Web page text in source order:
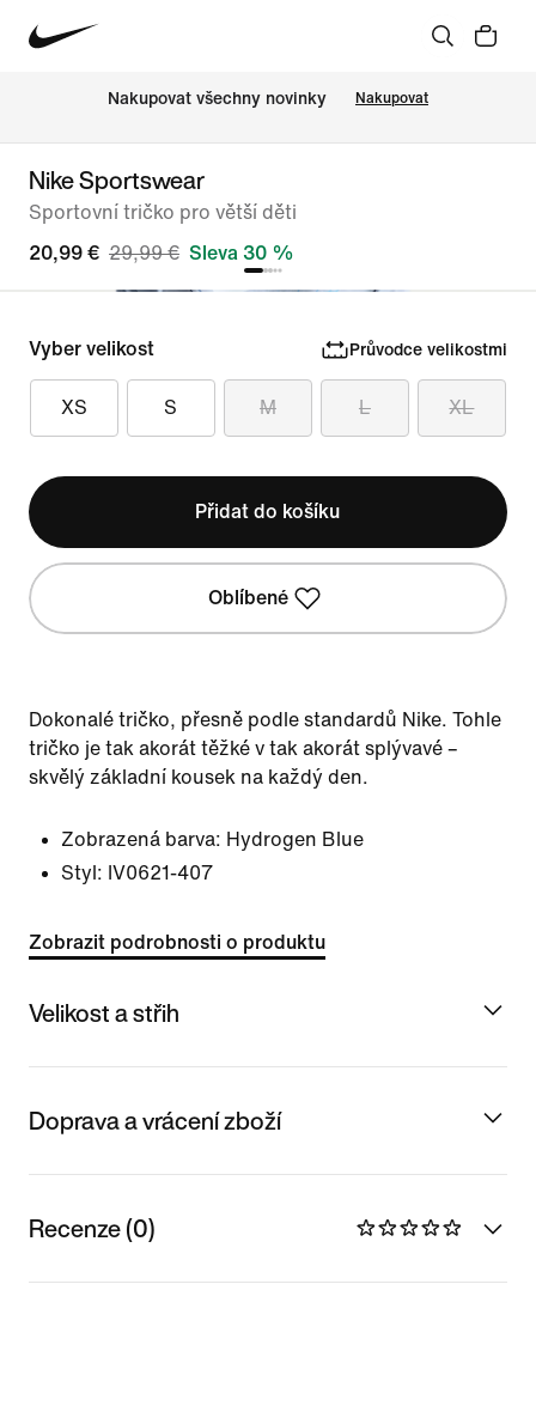
Nakupovat všechny novinky Nakupovat
Nike Sportswear
Sportovní tričko pro větší děti
20,99 € 29,99 € Sleva 30 %
Vyber velikost Průvodce velikostmi
XS S M L XL
Přidat do košíku
Oblíbené
Dokonalé tričko, přesně podle standardů Nike. Tohle
tričko je tak akorát těžké v tak akorát splývavé –
skvělý základní kousek na každý den.
Zobrazená barva: Hydrogen Blue
Styl: IV0621-407
Zobrazit podrobnosti o produktu
Velikost a střih
Doprava a vrácení zboží
Recenze (0)